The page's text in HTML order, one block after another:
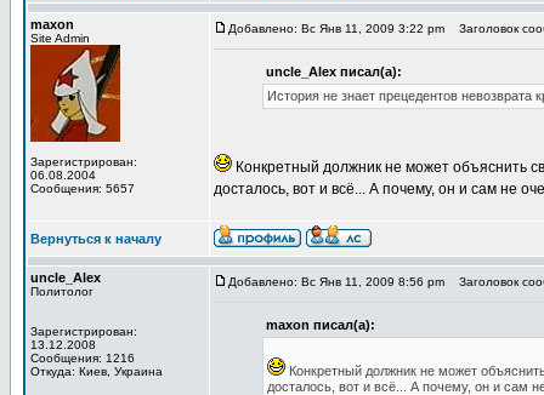
maxon
Site Admin
Зарегистрирован:
06.08.2004
Сообщения: 5657
Добавлено: Вс Янв 11, 2009 3:22 pm Заголовок
uncle_Alex писал(а):
История не знает прецедентов
Конкретный должник не может объяснить
досталось, вот и всё... А почему, он и сам не
Вернуться к началу
uncle_Alex
Политолог
Зарегистрирован:
13.12.2008
Сообщения: 1216
Откуда: Киев, Украина
Добавлено: Вс Янв 11, 2009 8:56 pm Заголовок
maxon писал(а):
Конкретный должник не может
досталось, вот и всё... А почему, он и сам